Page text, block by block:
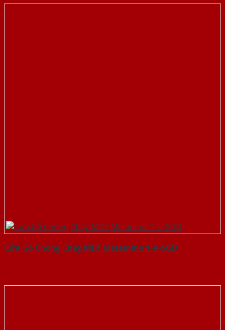
Cửa Gỗ Chống Cháy MDF Melamine 1-a-SGD